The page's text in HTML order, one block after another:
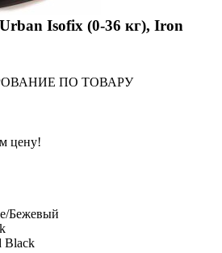
Isofix (0-36 кг), Iron
ПО ТОВАРУ
цену!